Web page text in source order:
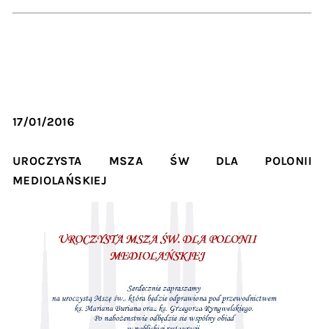
17/01/2016
UROCZYSTA MSZA ŚW DLA POLONII
MEDIOLAŃSKIEJ